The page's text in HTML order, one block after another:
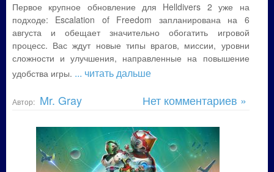
Первое крупное обновление для Helldivers 2 уже на
подходе: Escalation of Freedom запланирована на 6
августа и обещает значительно обогатить игровой
процесс. Вас ждут новые типы врагов, миссии, уровни
сложности и улучшения, направленные на повышение
удобства игры. ... читать дальше
Автор: Mr. Gray Нет комментариев »